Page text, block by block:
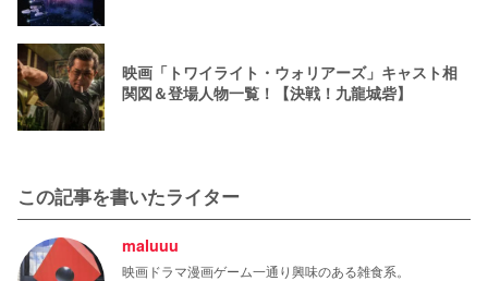
映画「トワイライト・ウォリアーズ」キャスト相
関図＆登場人物一覧！【決戦！九龍城砦】
この記事を書いたライター
maluuu
映画ドラマ漫画ゲーム一通り興味のある雑食系。